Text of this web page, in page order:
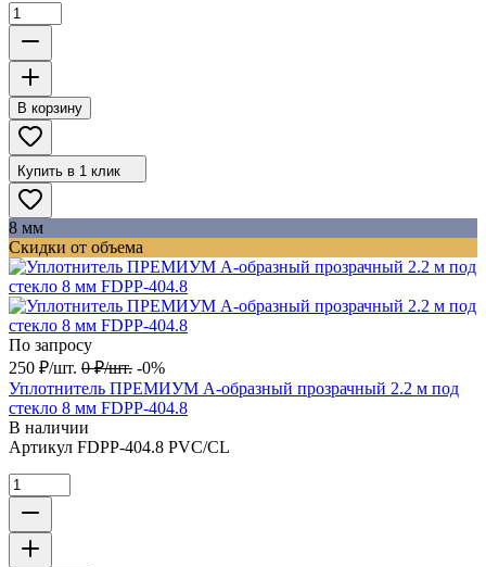
В корзину
Купить в 1 клик
8 мм
Скидки от объема
По запросу
250 ₽/шт. 0 ₽/шт. -0%
Уплотнитель ПРЕМИУМ А-образный прозрачный 2.2 м под
стекло 8 мм FDPP-404.8
В наличии
Артикул FDPP-404.8 PVC/CL